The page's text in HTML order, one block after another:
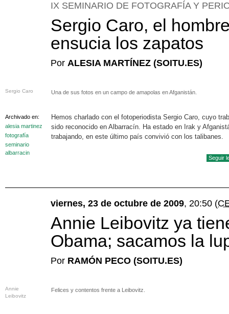
IX SEMINARIO DE FOTOGRAFÍA Y
Sergio Caro, el
ensucia los zapatos
Por ALESIA MARTÍNEZ (SOITU.ES)
Sergio Caro Una de sus fotos en un campo de amapolas en Afganistán.
Archivado en:
alesia martinez
fotografía
seminario
albarracin
Hemos charlado con el fotoperiodista Sergio Caro, cuyo
sido reconocido en Albarracín. Ha estado en Irak y
trabajando, en este último país convivió con los talibanes.
Seguir
viernes, 23 de octubre de 2009, 20:50
Annie Leibovitz ya
Obama; sacamos la
Por RAMÓN PECO (SOITU.ES)
Annie
Leibovitz
Felices y contentos frente a Leibovitz.